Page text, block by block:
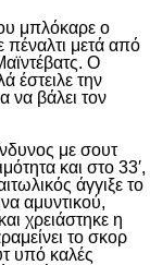
μπλόκαρε ο
πέναλτι μετά από
Ο
έστειλε την
να βάλει τον
με σουτ
και στο 33′,
άγγιξε το
αμυντικού,
χρειάστηκε η
το σκορ
υπό καλές